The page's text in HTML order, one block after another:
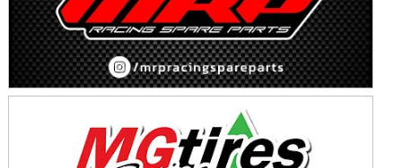
Gral. E. Godoy (Río Negro)
CSK - F7
Juventud Unida (Tierra)
Humboldt (Santa Fe)
Ciudad de Avellaneda (Asfalto)
Avellaneda (Santa Fe)